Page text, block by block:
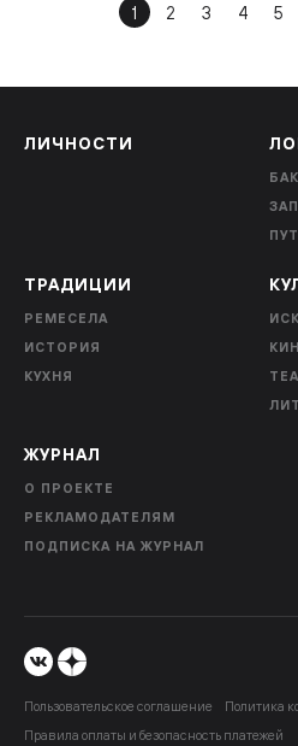
1 2 3 4 5
ЛИЧНОСТИ
ТРАДИЦИИ
РЕМЕСЕЛА
ИСТОРИЯ
КУХНЯ
ЖУРНАЛ
О ПРОЕКТЕ
РЕКЛАМОДАТЕЛЯМ
ПОДПИСКА НА ЖУРНАЛ
Пользовательское соглашение
Политика
Правила оплаты и безопасность платежей